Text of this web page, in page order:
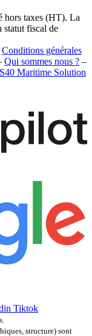
hors taxes (HT). La
statut fiscal de
Conditions générales
Qui sommes nous ? –
Maritime Solution
Tiktok
structure) sont